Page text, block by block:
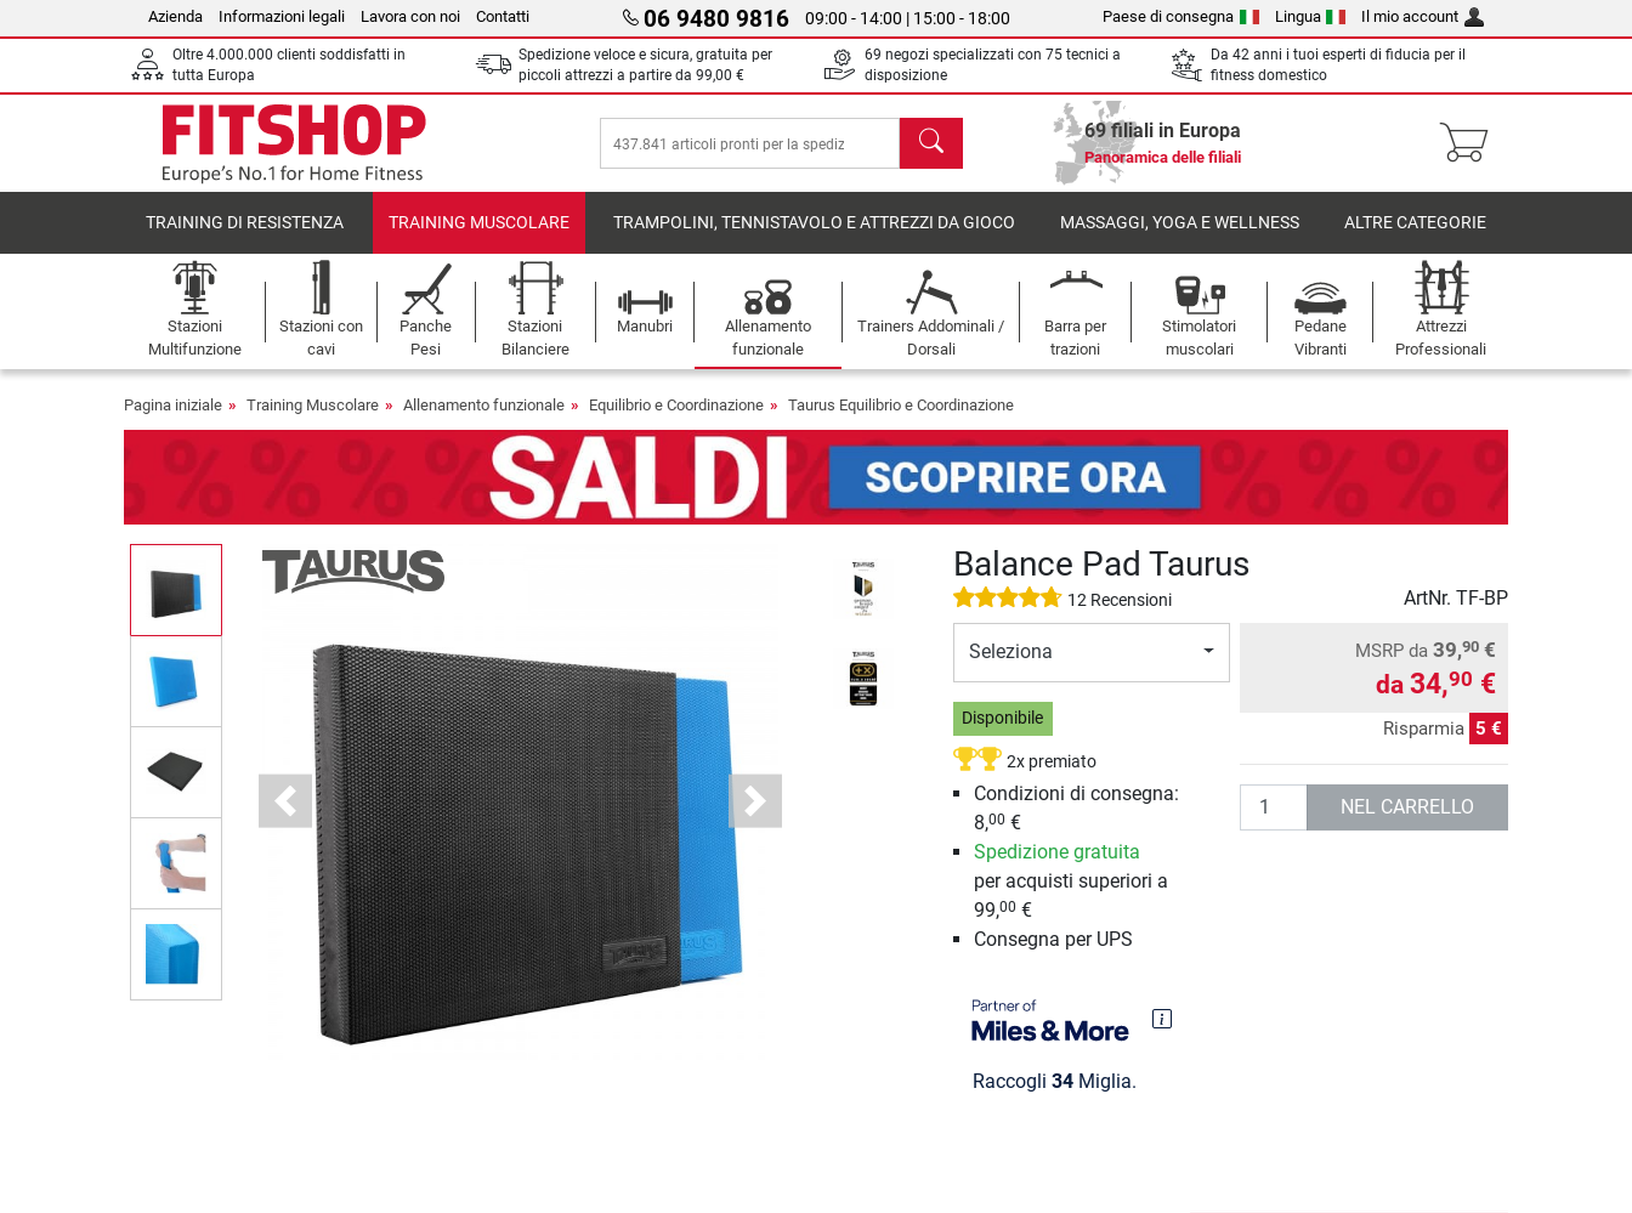
Azienda Informazioni legali Lavora con noi Contatti 06 9480 9816 09:00 - 14:00 | 15:00 - 18:00 Paese di consegna Lingua Il mio account
Oltre 4.000.000 clienti soddisfatti in
tutta Europa
Spedizione veloce e sicura, gratuita per
piccoli attrezzi a partire da 99,00 €
69 negozi specializzati con 75 tecnici a
disposizione
Da 42 anni i tuoi esperti di fiducia per il
fitness domestico
Cerca 69 filiali in Europa
Panoramica delle filiali
TRAINING DI RESISTENZA TRAINING MUSCOLARE TRAMPOLINI, TENNISTAVOLO E ATTREZZI DA GIOCO MASSAGGI, YOGA E WELLNESS ALTRE CATEGORIE
Stazioni
Multifunzione
Stazioni con
cavi
Panche
Pesi
Stazioni
Bilanciere
Manubri
Allenamento
funzionale
Trainers Addominali /
Dorsali
Barra per
trazioni
Stimolatori
muscolari
Pedane
Vibranti
Attrezzi
Professionali
Pagina iniziale Training Muscolare Allenamento funzionale Equilibrio e Coordinazione Taurus Equilibrio e Coordinazione
Previous Next
Balance Pad Taurus
12 Recensioni ArtNr. TF-BP
Seleziona
Disponibile
2x premiato
Condizioni di consegna:
8,00 €
Spedizione gratuita
per acquisti superiori a
99,00 €
Consegna per UPS
Raccogli 34Miglia.
MSRP da 39,90 €
da 34,90 €
Risparmia 5 €
Quantità NEL CARRELLO